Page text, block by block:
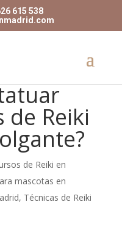
615 538
Reiki
de Reiki en
mascotas en
, Técnicas de Reiki